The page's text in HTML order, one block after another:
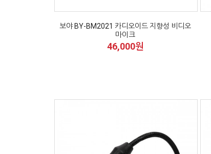
보야 BY-BM2021 카디오이드 지향성 비디오
마이크
46,000원